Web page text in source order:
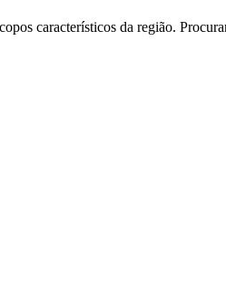
característicos da região.